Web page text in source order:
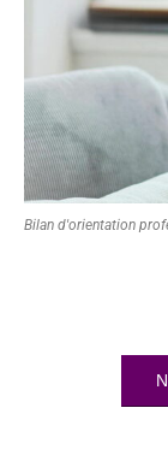
Bilan d'orientation